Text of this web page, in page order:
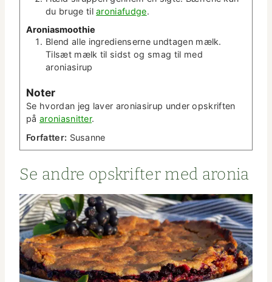
du bruge tilaro­ni­a­fudge.
Aro­ni­as­mooth­ie
Blend alle ingre­di­enserne und­ta­gen mælk.
Tilsæt mælk til sidst og smag til med
aroniasirup
Not­er
Se hvor­dan jeg laver aro­ni­asirup under opskriften
på aro­ni­as­nit­ter.
For­fat­ter: Susanne
Se andre opskrifter med aronia